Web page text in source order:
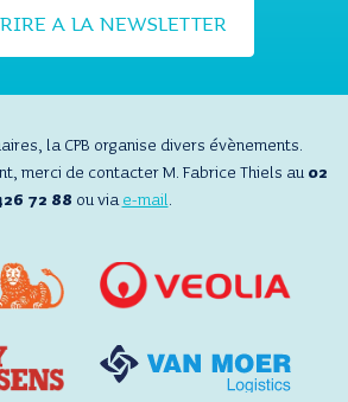
A LA NEWSLETTER
la CPB organise divers évènements.
merci de contacter M. Fabrice Thiels au 02
72 88 ou viae-mail.